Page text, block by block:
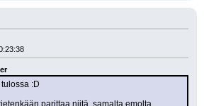
:D
parittaa niitä, samalta emolta.